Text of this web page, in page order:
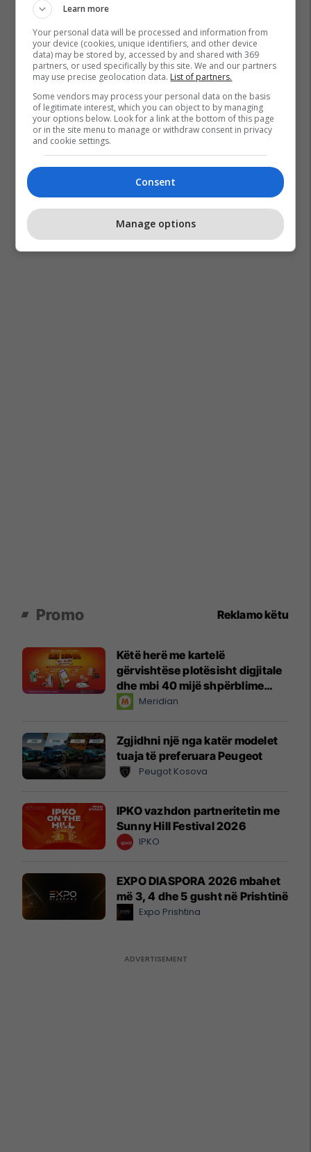
Marlon Jackson
Promo Reklamo këtu
Këtë herë me kartelë
gërvishtëse plotësisht digjitale
dhe mbi 40 mijë shpërblime
instant!Meridian
Zgjidhni një nga katër modelet
tuaja të preferuara Peugeot
Peugot Kosova
IPKO vazhdon partneritetin me
Sunny Hill Festival 2026
IPKO
EXPO DIASPORA 2026 mbahet
më 3, 4 dhe 5 gusht në Prishtinë
Expo Prishtina
Learn more
Your personal data will be processed and information from
your device (cookies, unique identifiers, and other device
data) may be stored by, accessed by and shared with 369
partners, or used specifically by this site. We and our partners
may use precise geolocation data. List of partners.
Some vendors may process your personal data on the basis
of legitimate interest, which you can object to by managing
your options below. Look for a link at the bottom of this page
or in the site menu to manage or withdraw consent in privacy
and cookie settings.
Consent
Manage options